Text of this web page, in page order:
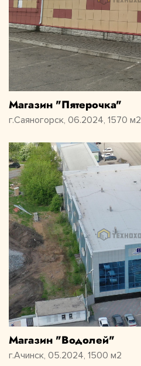
Магазин "Пятерочка"
г.Саяногорск, 06.2024, 1570 м2
Магазин "Водолей"
г.Ачинск, 05.2024, 1500 м2